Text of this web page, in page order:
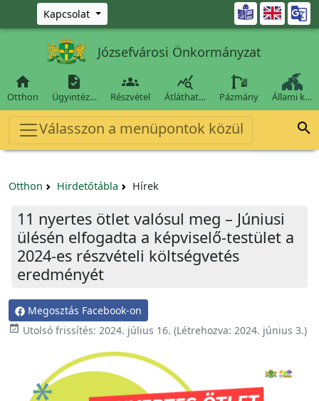
Ugrás a fő tartalomra
Kapcsolat 
Józsefvárosi Önkormányzat

Otthon

Ügyintéz…

Részvétel

Átláthat… Pázmány Állami k…
Válasszon a menüpontok közül 
Otthon Hirdetőtábla Hírek
11 nyertes ötlet valósul meg – Júniusi
ülésén elfogadta a képviselő-testület a
2024-es részvételi költségvetés
eredményét
Megosztás Facebook-on
 Utolsó frissítés: 2024. július 16. (Létrehozva: 2024. június 3.)